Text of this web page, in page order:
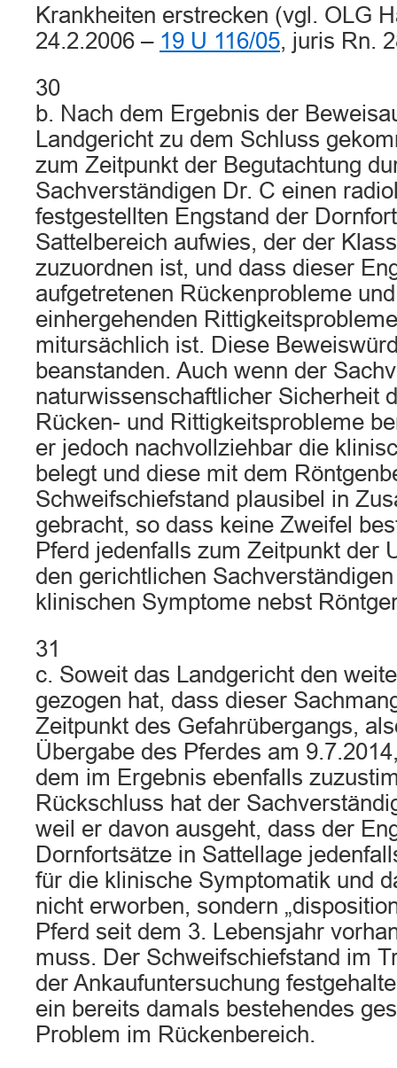
Krankheiten erstrecken (vgl. OLG
24.2.2006 – 19 U 116/05, juris Rn.
30
b. Nach dem Ergebnis der
Landgericht zu dem Schluss
zum Zeitpunkt der Begutachtung
Sachverständigen Dr. C einen
festgestellten Engstand der
Sattelbereich aufwies, der der
zuzuordnen ist, und dass dieser
aufgetretenen Rückenprobleme
einhergehenden
mitursächlich ist. Diese
beanstanden. Auch wenn der
naturwissenschaftlicher Sicherheit
Rücken- und Rittigkeitsprobleme
er jedoch nachvollziehbar die
belegt und diese mit dem
Schweifschiefstand plausibel in
gebracht, so dass keine Zweifel
Pferd jedenfalls zum Zeitpunkt der
den gerichtlichen
klinischen Symptome nebst
31
c. Soweit das Landgericht den
gezogen hat, dass dieser
Zeitpunkt des Gefahrübergangs,
Übergabe des Pferdes am
dem im Ergebnis ebenfalls
Rückschluss hat der
weil er davon ausgeht, dass der
Dornfortsätze in Sattellage
für die klinische Symptomatik und
nicht erworben, sondern
Pferd seit dem 3. Lebensjahr
muss. Der Schweifschiefstand im
der Ankaufuntersuchung
ein bereits damals bestehendes
Problem im Rückenbereich.